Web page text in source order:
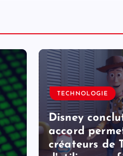
TECHNOLOGIE
Disney
accord
créateurs de